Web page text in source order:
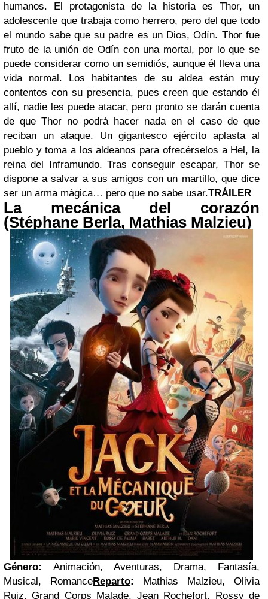
humanos. El protagonista de la historia es Thor, un
adolescente que trabaja como herrero, pero del que todo
el mundo sabe que su padre es un Dios, Odín. Thor fue
fruto de la unión de Odín con una mortal, por lo que se
puede considerar como un semidiós, aunque él lleva una
vida normal. Los habitantes de su aldea están muy
contentos con su presencia, pues creen que estando él
allí, nadie les puede atacar, pero pronto se darán cuenta
de que Thor no podrá hacer nada en el caso de que
reciban un ataque. Un gigantesco ejército aplasta al
pueblo y toma a los aldeanos para ofrecérselos a Hel, la
reina del Inframundo. Tras conseguir escapar, Thor se
dispone a salvar a sus amigos con un martillo, que dice
ser un arma mágica… pero que no sabe usar.TRÁILER
La mecánica del corazón
(Stéphane Berla, Mathias Malzieu)
Género:
Animación, Aventuras, Drama, Fantasía,
Musical, RomanceReparto:
Mathias Malzieu, Olivia
Ruiz, Grand Corps Malade, Jean Rochefort, Rossy de